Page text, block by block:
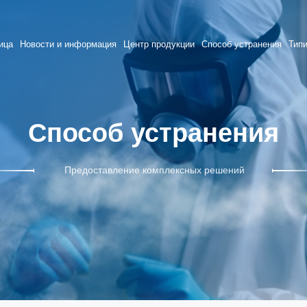
Новости и информация Центр продукции Способ устранения
Способ устранения
Предоставление комплексных решений